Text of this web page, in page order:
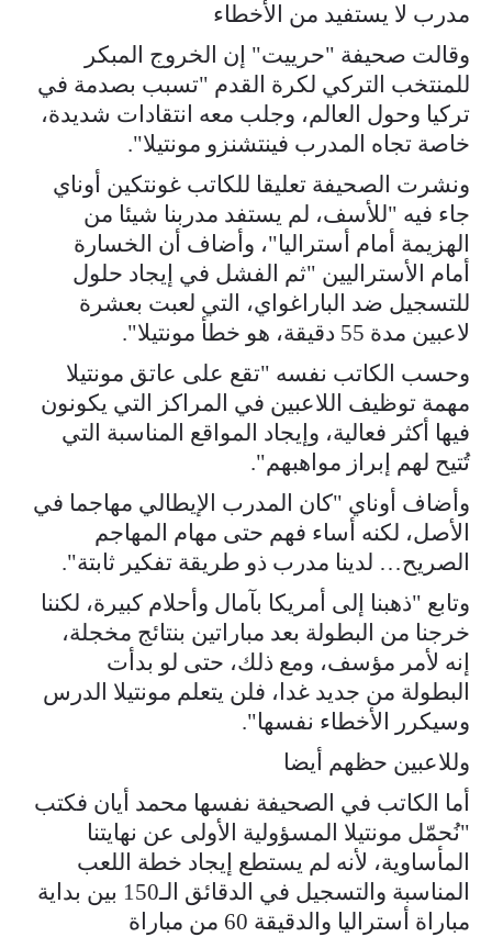
مدرب لا يستفيد من الأخطاء
وقالت صحيفة "حرييت" إن الخروج المبكر
للمنتخب التركي لكرة القدم "تسبب بصدمة في
تركيا وحول العالم، وجلب معه انتقادات شديدة،
خاصة تجاه المدرب فينتشنزو مونتيلا".
ونشرت الصحيفة تعليقا للكاتب غونتكين أوناي
جاء فيه "للأسف، لم يستفد مدربنا شيئا من
الهزيمة أمام أستراليا"، وأضاف أن الخسارة
أمام الأستراليين "ثم الفشل في إيجاد حلول
للتسجيل ضد الباراغواي، التي لعبت بعشرة
لاعبين مدة 55 دقيقة، هو خطأ مونتيلا".
وحسب الكاتب نفسه "تقع على عاتق مونتيلا
مهمة توظيف اللاعبين في المراكز التي يكونون
فيها أكثر فعالية، وإيجاد المواقع المناسبة التي
تُتيح لهم إبراز مواهبهم".
وأضاف أوناي "كان المدرب الإيطالي مهاجما في
الأصل، لكنه أساء فهم حتى مهام المهاجم
الصريح… لدينا مدرب ذو طريقة تفكير ثابتة".
وتابع "ذهبنا إلى أمريكا بآمال وأحلام كبيرة، لكننا
خرجنا من البطولة بعد مباراتين بنتائج مخجلة،
إنه لأمر مؤسف، ومع ذلك، حتى لو بدأت
البطولة من جديد غدا، فلن يتعلم مونتيلا الدرس
وسيكرر الأخطاء نفسها".
وللاعبين حظهم أيضا
أما الكاتب في الصحيفة نفسها محمد أيان فكتب
"نُحمّل مونتيلا المسؤولية الأولى عن نهايتنا
المأساوية، لأنه لم يستطع إيجاد خطة اللعب
المناسبة والتسجيل في الدقائق الـ150 بين بداية
مباراة أستراليا والدقيقة 60 من مباراة